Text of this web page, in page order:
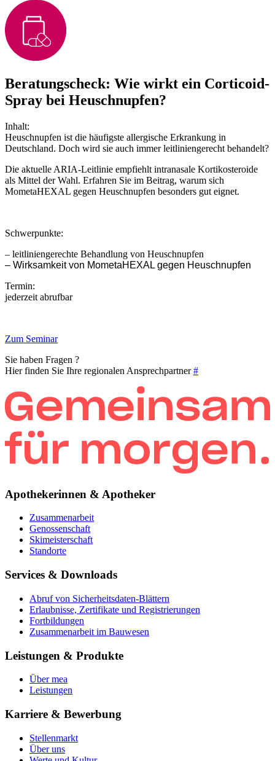
Beratungscheck: Wie wirkt ein Corticoid-
Spray bei Heuschnupfen?
Inhalt:
Heuschnupfen ist die häufigste allergische Erkrankung in
Deutschland. Doch wird sie auch immer leitliniengerecht behandelt?
Die aktuelle ARIA-Leitlinie empfiehlt intranasale Kortikosteroide
als Mittel der Wahl. Erfahren Sie im Beitrag, warum sich
MometaHEXAL gegen Heuschnupfen besonders gut eignet.
Schwerpunkte:
– leitliniengerechte Behandlung von Heuschnupfen
– Wirksamkeit von MometaHEXAL gegen Heuschnupfen
Termin:
jederzeit abrufbar
Zum Seminar
Sie haben Fragen ?
Hier finden Sie Ihre regionalen Ansprechpartner#
Apothekerinnen & Apotheker
Zusammenarbeit
Genossenschaft
Skimeisterschaft
Standorte
Services & Downloads
Abruf von Sicherheitsdaten-Blättern
Erlaubnisse, Zertifikate und Registrierungen
Fortbildungen
Zusammenarbeit im Bauwesen
Leistungen & Produkte
Über mea
Leistungen
Karriere & Bewerbung
Stellenmarkt
Über uns